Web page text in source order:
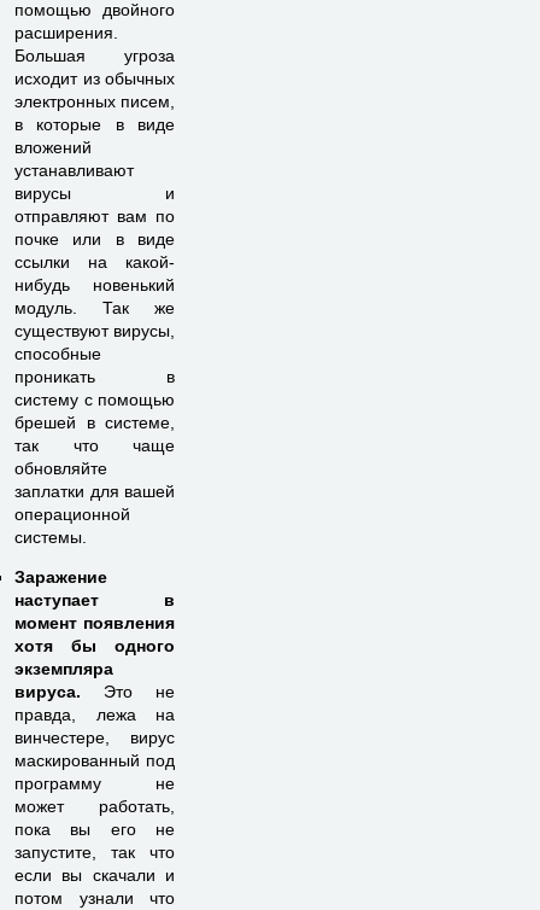
помощью двойного
расширения.
Большая угроза
исходит из обычных
электронных писем,
в которые в виде
вложений
устанавливают
вирусы и
отправляют вам по
почке или в виде
ссылки на какой-
нибудь новенький
модуль. Так же
существуют вирусы,
способные
проникать в
систему с помощью
брешей в системе,
так что чаще
обновляйте
заплатки для вашей
операционной
системы.
Заражение
наступает в
момент появления
хотя бы одного
экземпляра
вируса. Это не
правда, лежа на
винчестере, вирус
маскированный под
программу не
может работать,
пока вы его не
запустите, так что
если вы скачали и
потом узнали что